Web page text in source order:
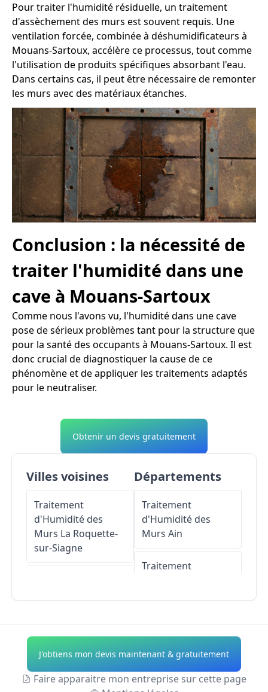
Pour traiter l'humidité résiduelle, un traitement
d'assèchement des murs est souvent requis. Une
ventilation forcée, combinée à déshumidificateurs à
Mouans-Sartoux, accélère ce processus, tout comme
l'utilisation de produits spécifiques absorbant l'eau.
Dans certains cas, il peut être nécessaire de remonter
les murs avec des matériaux étanches.
Conclusion : la nécessité de
traiter l'humidité dans une
cave à Mouans-Sartoux
Comme nous l'avons vu, l'humidité dans une cave
pose de sérieux problèmes tant pour la structure que
pour la santé des occupants à Mouans-Sartoux. Il est
donc crucial de diagnostiquer la cause de ce
phénomène et de appliquer les traitements adaptés
pour le neutraliser.
Obtenir un devis gratuitement
Villes voisines
Traitement
d'Humidité des
Murs La Roquette-
sur-Siagne
Traitement
d'Humidité des
MursMougins
Départements
Traitement
d'Humidité des
Murs Ain
Traitement
Traitement
d'Humidité des
Murs Allier
Traitement
J'obtiens mon devis maintenant & gratuitement
Faire apparaitre mon entreprise sur cette page